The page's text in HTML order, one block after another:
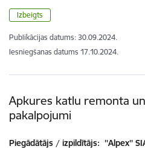
Izbeigts
Publikācijas datums: 30.09.2024.
Iesniegšanas datums 17.10.2024.
Apkures katlu remonta
pakalpojumi
Piegādātājs / izpildītājs: ''Alpex''